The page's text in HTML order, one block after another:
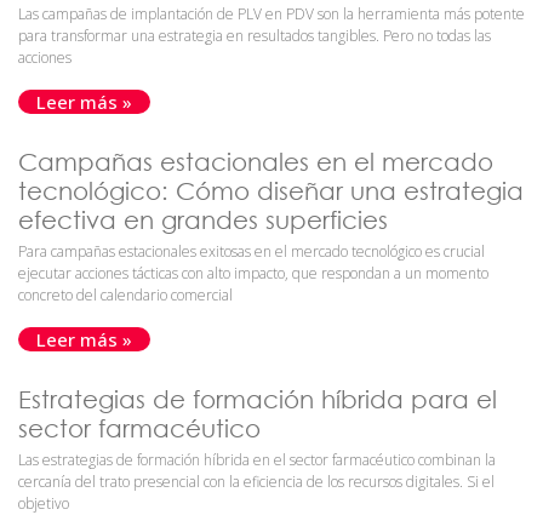
Las campañas de implantación de PLV en PDV son la herramienta más potente
para transformar una estrategia en resultados tangibles. Pero no todas las
acciones
Leer más »
Campañas estacionales en el mercado
tecnológico: Cómo diseñar una estrategia
efectiva en grandes superficies
Para campañas estacionales exitosas en el mercado tecnológico es crucial
ejecutar acciones tácticas con alto impacto, que respondan a un momento
concreto del calendario comercial
Leer más »
Estrategias de formación híbrida para el
sector farmacéutico
Las estrategias de formación híbrida en el sector farmacéutico combinan la
cercanía del trato presencial con la eficiencia de los recursos digitales. Si el
objetivo